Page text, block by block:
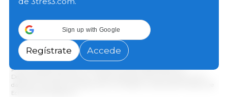
Gráfico 1: Volumen de las importaciones y exportaciones porcinas en el
primer semestre de 2025, variaciones anuales. Elaborado por el
Departamento de Economía y Sostenibilidad de 333 Latinoamérica con
datos de la Secretaría de Agricultura, Ganadería y Pesca del Ministerio de
Economía de Argentina
Sign up with Google
Regístrate Accede